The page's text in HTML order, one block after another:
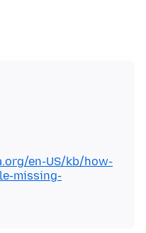
en-US/kb/how-
missing-